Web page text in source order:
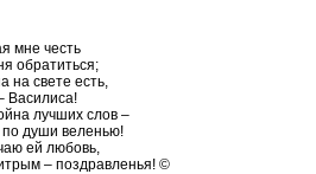
мне честь
обратиться;
на свете есть,
Василиса!
лучших слов –
по души веленью!
ей любовь,
– поздравленья! ©